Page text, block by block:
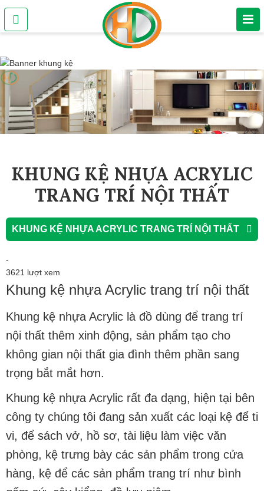
KHUNG KỆ NHỰA ACRYLIC
TRANG TRÍ NỘI THẤT
KHUNG KỆ NHỰA ACRYLIC TRANG TRÍ NỘI THẤT
-
3621 lượt xem
Khung kệ nhựa Acrylic trang trí nội thất
Khung kệ nhựa Acrylic là đồ dùng để trang trí
nội thất thêm xinh động, sản phẩm tạo cho
không gian nội thất gia đình thêm phần sang
trọng bắt mắt hơn.
Khung kệ nhựa Acrylic rất đa dạng, hiện tại bên
công ty chúng tôi đang sản xuất các loại kệ để ti
vi, để sách vở, hồ sơ, tài liệu làm việc văn
phòng, kệ trưng bày các sản phẩm trong cửa
hàng, kệ để các sản phẩm trang trí như bình